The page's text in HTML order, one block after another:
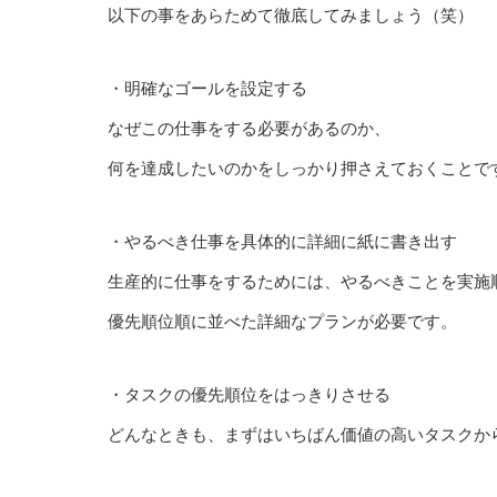
以下の事をあらためて徹底してみましょう（笑）
・明確なゴールを設定する
なぜこの仕事をする必要があるのか、
何を達成したいのかをしっかり押さえておくことで
・やるべき仕事を具体的に詳細に紙に書き出す
生産的に仕事をするためには、やるべきことを実施
優先順位順に並べた詳細なプランが必要です。
・タスクの優先順位をはっきりさせる
どんなときも、まずはいちばん価値の高いタスクか